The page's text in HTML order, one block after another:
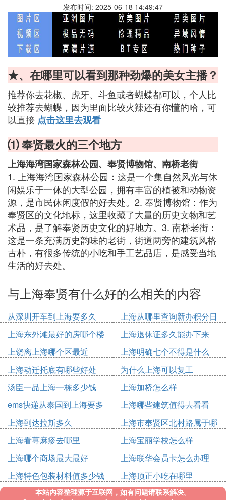
发布时间: 2025-06-18 14:49:47
★、在哪里可以看到那种劲爆的美女主播？
推荐你去花椒、虎牙、斗鱼或者蝴蝶都可以，个人比
较推荐去蝴蝶，因为里面比较火辣还有你懂的哈，可
以直接 点击这里去观看
⑴ 奉贤最火的三个地方
上海海湾国家森林公园、奉贤博物馆、南桥老街
1. 上海海湾国家森林公园：这是一个集自然风光与休
闲娱乐于一体的大型公园，拥有丰富的植被和动物资
源，是市民休闲度假的好去处。2. 奉贤博物馆：作为
奉贤区的文化地标，这里收藏了大量的历史文物和艺
术品，是了解奉贤历史文化的好地方。3. 南桥老街：
这是一条充满历史韵味的老街，街道两旁的建筑风格
古朴，有很多传统的小吃和手工艺品店，是感受当地
生活的好去处。
与上海奉贤有什么好的么相关的内容
从深圳开车到上海要多久
上海从哪里查询新办积分日
期
上海东外滩最好的房哪个楼
上海退休证多久能办下来
上饶离上海哪个区最近
上海明确七个不得是什么
上海动迁托底有哪些好处
为什么上海可以复工
汤臣一品上海一栋多少钱
上海加桥怎么样
ems快递从泰国到上海要多
久
上海哪些建筑值得去看看
上海到达拉斯多久
上海市奉贤区北村路属于哪
个镇
上海看荨麻疹去哪里
上海宝丽学校怎么样
上海哪个商场最大最好
上海联华会员卡怎么办理
上海特色包装材料值多少钱
上海顶正小吃在哪里
本站内容整理源于互联网，如有问题请联系解决。